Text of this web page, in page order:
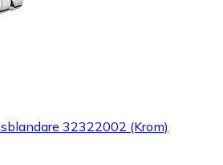
32322002 (Krom)